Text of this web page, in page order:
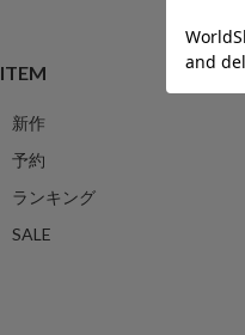
ITEM
新作
予約
ランキング
SALE